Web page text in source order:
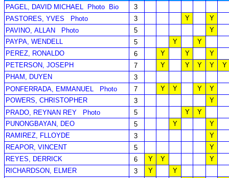
PAGEL, DAVID MICHAEL
Photo Bio
3
PASTORES, YVES
Photo 3 Y
Y
PAVINO, ALLAN
Photo 5
Y
PAYPA, WENDELL
5 Y
Y
PEREZ, RONALDO
6 Y Y
Y
PETERSON, JOSEPH
7 Y Y Y Y
Y
PHAM, DUYEN
3
PONFERRADA, EMMANUEL
Photo 7 Y Y Y
Y
POWERS, CHRISTOPHER
3
Y
PRADO, REYNAN REY
Photo 5 Y
Y
PUNONGBAYAN, DEO
5 Y
Y
RAMIREZ, FLLOYDE
3
Y
REAPOR, VINCENT
5
Y
REYES, DERRICK
6 Y Y
Y
RICHARDSON, ELMER
3 Y
Y